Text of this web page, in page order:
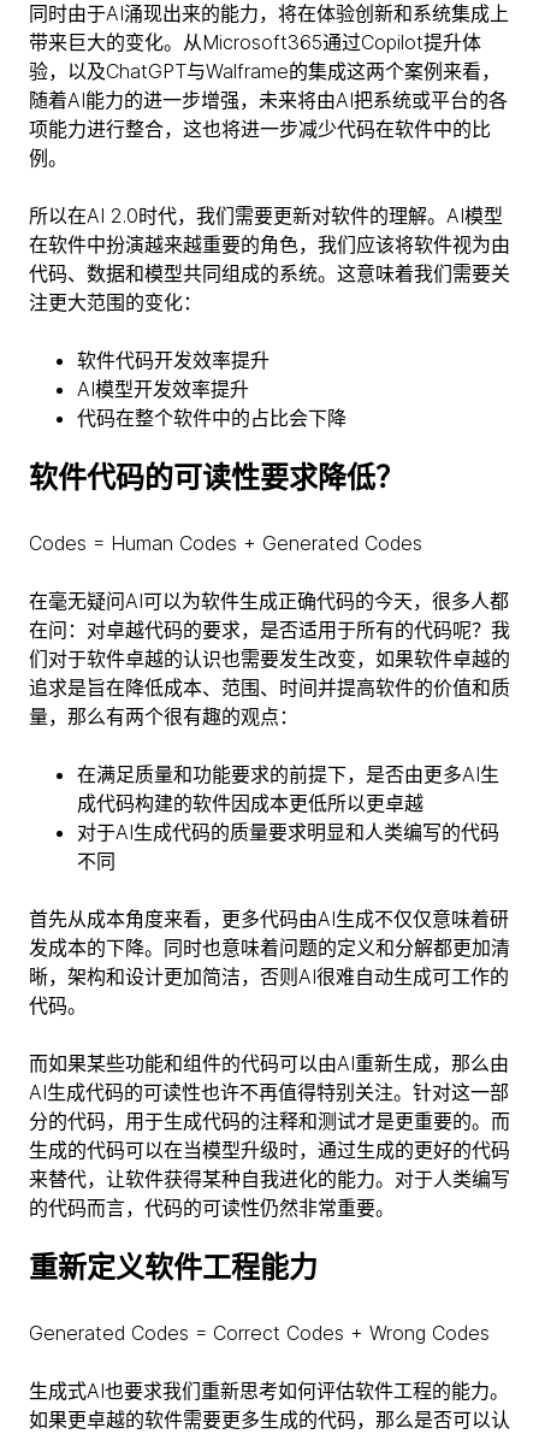
同时由于AI涌现出来的能力，将在体验创新和系统集成上
带来巨大的变化。从Microsoft365通过Copilot提升体
验，以及ChatGPT与Walframe的集成这两个案例来看，
随着AI能力的进一步增强，未来将由AI把系统或平台的各
项能力进行整合，这也将进一步减少代码在软件中的比
例。
所以在AI 2.0时代，我们需要更新对软件的理解。AI模型
在软件中扮演越来越重要的角色，我们应该将软件视为由
代码、数据和模型共同组成的系统。这意味着我们需要关
注更大范围的变化：
软件代码开发效率提升
AI模型开发效率提升
代码在整个软件中的占比会下降
软件代码的可读性要求降低？
Codes = Human Codes + Generated Codes
在毫无疑问AI可以为软件生成正确代码的今天，很多人都
在问：对卓越代码的要求，是否适用于所有的代码呢？我
们对于软件卓越的认识也需要发生改变，如果软件卓越的
追求是旨在降低成本、范围、时间并提高软件的价值和质
量，那么有两个很有趣的观点：
在满足质量和功能要求的前提下，是否由更多AI生
成代码构建的软件因成本更低所以更卓越
对于AI生成代码的质量要求明显和人类编写的代码
不同
首先从成本角度来看，更多代码由AI生成不仅仅意味着研
发成本的下降。同时也意味着问题的定义和分解都更加清
晰，架构和设计更加简洁，否则AI很难自动生成可工作的
代码。
而如果某些功能和组件的代码可以由AI重新生成，那么由
AI生成代码的可读性也许不再值得特别关注。针对这一部
分的代码，用于生成代码的注释和测试才是更重要的。而
生成的代码可以在当模型升级时，通过生成的更好的代码
来替代，让软件获得某种自我进化的能力。对于人类编写
的代码而言，代码的可读性仍然非常重要。
重新定义软件工程能力
Generated Codes = Correct Codes + Wrong Codes
生成式AI也要求我们重新思考如何评估软件工程的能力。
如果更卓越的软件需要更多生成的代码，那么是否可以认